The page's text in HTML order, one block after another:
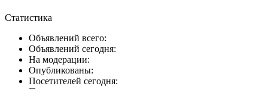
Статистика
Объявлений всего:
Объявлений сегодня:
На модерации:
Опубликованы:
Посетителей сегодня: